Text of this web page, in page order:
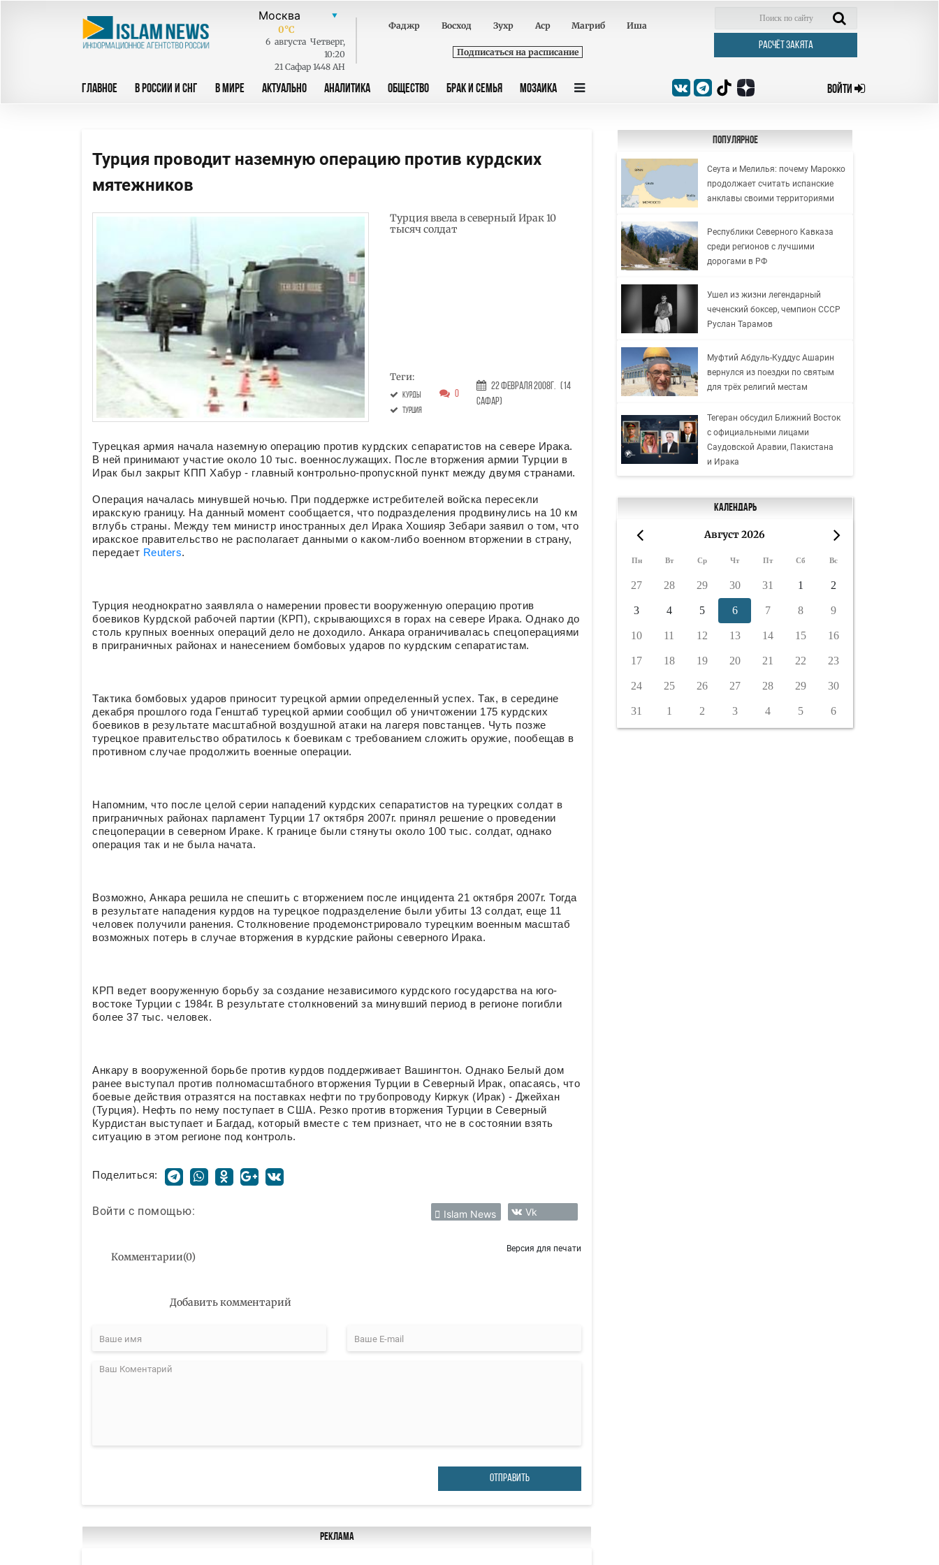
0°C
6 августа Четверг,
10:20
21 Сафар 1448 AH
Фаджр Восход Зухр Аср Магриб Иша
Подписаться на расписание
РАСЧЁТ ЗАКЯТА
ГЛАВНОЕ В РОССИИ И СНГ В МИРЕ АКТУАЛЬНО АНАЛИТИКА ОБЩЕСТВО БРАК И СЕМЬЯ МОЗАИКА ВОЙТИ
Турция проводит наземную операцию против курдских
мятежников
Турция ввела в северный Ирак 10
тысяч солдат
Теги:
курды
Турция
0
22 Февраля 2008г. (14
Сафар)
Турецкая армия начала наземную операцию против курдских сепаратистов на севере Ирака.
В ней принимают участие около 10 тыс. военнослужащих. После вторжения армии Турции в
Ирак был закрыт КПП Хабур - главный контрольно-пропускной пункт между двумя странами.
Операция началась минувшей ночью. При поддержке истребителей войска пересекли
иракскую границу. На данный момент сообщается, что подразделения продвинулись на 10 км
вглубь страны. Между тем министр иностранных дел Ирака Хошияр Зебари заявил о том, что
иракское правительство не располагает данными о каком-либо военном вторжении в страну,
передает Reuters.
Турция неоднократно заявляла о намерении провести вооруженную операцию против
боевиков Курдской рабочей партии (КРП), скрывающихся в горах на севере Ирака. Однако до
столь крупных военных операций дело не доходило. Анкара ограничивалась спецоперациями
в приграничных районах и нанесением бомбовых ударов по курдским сепаратистам.
Тактика бомбовых ударов приносит турецкой армии определенный успех. Так, в середине
декабря прошлого года Генштаб турецкой армии сообщил об уничтожении 175 курдских
боевиков в результате масштабной воздушной атаки на лагеря повстанцев. Чуть позже
турецкое правительство обратилось к боевикам с требованием сложить оружие, пообещав в
противном случае продолжить военные операции.
Напомним, что после целой серии нападений курдских сепаратистов на турецких солдат в
приграничных районах парламент Турции 17 октября 2007г. принял решение о проведении
спецоперации в северном Ираке. К границе были стянуты около 100 тыс. солдат, однако
операция так и не была начата.
Возможно, Анкара решила не спешить с вторжением после инцидента 21 октября 2007г. Тогда
в результате нападения курдов на турецкое подразделение были убиты 13 солдат, еще 11
человек получили ранения. Столкновение продемонстрировало турецким военным масштаб
возможных потерь в случае вторжения в курдские районы северного Ирака.
КРП ведет вооруженную борьбу за создание независимого курдского государства на юго-
востоке Турции с 1984г. В результате столкновений за минувший период в регионе погибли
более 37 тыс. человек.
Анкару в вооруженной борьбе против курдов поддерживает Вашингтон. Однако Белый дом
ранее выступал против полномасштабного вторжения Турции в Северный Ирак, опасаясь, что
боевые действия отразятся на поставках нефти по трубопроводу Киркук (Ирак) - Джейхан
(Турция). Нефть по нему поступает в США. Резко против вторжения Турции в Северный
Курдистан выступает и Багдад, который вместе с тем признает, что не в состоянии взять
ситуацию в этом регионе под контроль.
Поделиться:
Войти с помощью: Islam News Vk
Комментарии(0)
Версия для печати
Добавить комментарий
ОТПРАВИТЬ
Реклама
Популярное
Сеута и Мелилья: почему Марокко
продолжает считать испанские
анклавы своими территориями
Республики Северного Кавказа
среди регионов с лучшими
дорогами в РФ
Ушел из жизни легендарный
чеченский боксер, чемпион СССР
Руслан Тарамов
Муфтий Абдуль-Куддус Ашарин
вернулся из поездки по святым
для трёх религий местам
Тегеран обсудил Ближний Восток
с официальными лицами
Саудовской Аравии, Пакистана
и Ирака
Календарь
Август 2026
Пн Вт Ср Чт Пт Сб Вс
27 28 29 30 31 1 2
3 4 5 6 7 8 9
10 11 12 13 14 15 16
17 18 19 20 21 22 23
24 25 26 27 28 29 30
31 1 2 3 4 5 6